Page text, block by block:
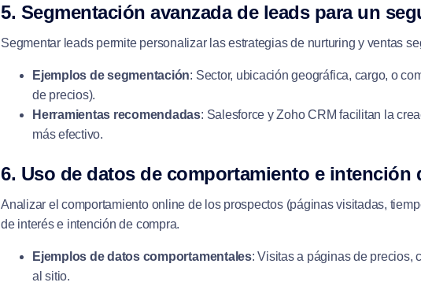
5. Segmentación avanzada de leads para un
Segmentar leads permite personalizar las estrategias de nurturing y ventas
Ejemplos de segmentación: Sector, ubicación geográfica, cargo, o
de precios).
Herramientas recomendadas: Salesforce y Zoho CRM facilitan la
más efectivo.
6. Uso de datos de comportamiento e intención
Analizar el comportamiento online de los prospectos (páginas visitadas,
de interés e intención de compra.
Ejemplos de datos comportamentales: Visitas a páginas de precios,
al sitio.